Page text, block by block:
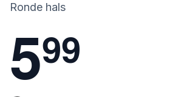
Ronde hals
599